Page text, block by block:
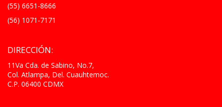
(55) 6651-8666
(56) 1071-7171
DIRECCIÓN:
11Va Cda. de Sabino, No.7,
Col. Atlampa, Del. Cuauhtemoc.
C.P. 06400 CDMX